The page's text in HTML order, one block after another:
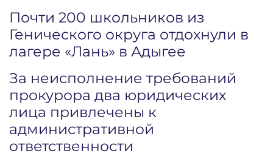
Почти 200 школьников из
Генического округа отдохнули в
лагере «Лань» в Адыгее
За неисполнение требований
прокурора два юридических
лица привлечены к
административной
ответственности